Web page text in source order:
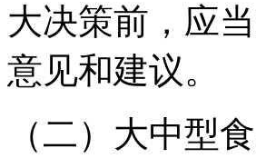
大决策前，应
意见和建议。
（二）大中型